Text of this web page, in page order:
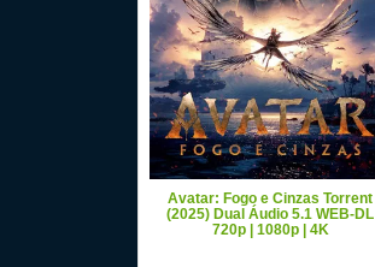
Avatar: Fogo e Cinzas Torrent
(2025) Dual Áudio 5.1 WEB-DL
720p | 1080p | 4K